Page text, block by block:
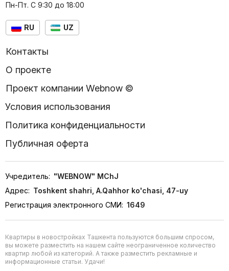
Пн-Пт. С 9:30 до 18:00
RU UZ
Контакты
О проекте
Проект компании Webnow ©
Условия использования
Политика конфиденциальности
Публичная оферта
Учредитель: "WEBNOW" MChJ
Адрес: Toshkent shahri, A.Qahhor ko'chasi, 47-uy
Регистрация электронного СМИ: 1649
Квартиры в новостройках Ташкента пользуются большим спросом,
вы можете разместить на нашем сайте неограниченное количество
квартир любой из категорий. А также разместить рекламные и
информационные статьи. Удачи!